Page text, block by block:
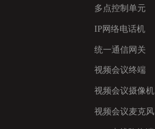
多点控制单元
IP网络电话机
统一通信网关
视频会议终端
视频会议摄像机
视频会议麦克风